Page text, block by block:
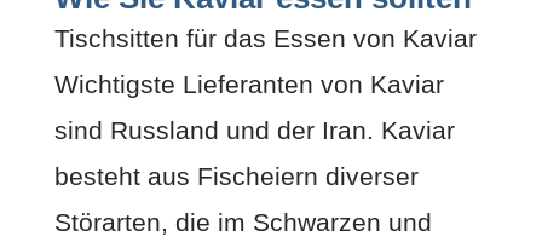
Tischsitten für das Essen von Kaviar
Wichtigste Lieferanten von Kaviar
sind Russland und der Iran. Kaviar
besteht aus Fischeiern diverser
Störarten, die im Schwarzen und